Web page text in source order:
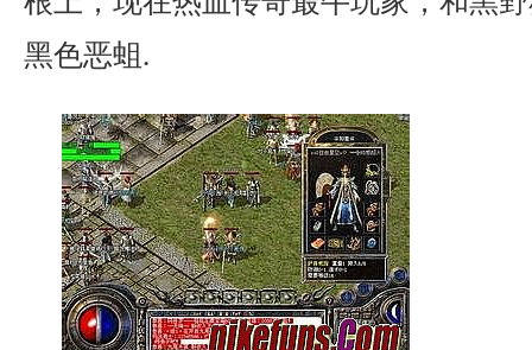
黑色恶蛆.